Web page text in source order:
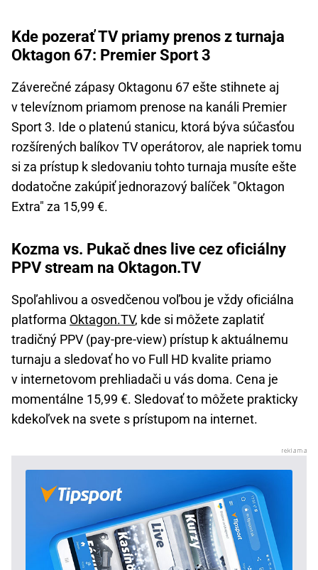
Kde pozerať TV priamy prenos z turnaja
Oktagon 67: Premier Sport 3
Záverečné zápasy Oktagonu 67 ešte stihnete aj
v televíznom priamom prenose na kanáli Premier
Sport 3. Ide o platenú stanicu, ktorá býva súčasťou
rozšírených balíkov TV operátorov, ale napriek tomu
si za prístup k sledovaniu tohto turnaja musíte ešte
dodatočne zakúpiť jednorazový balíček "Oktagon
Extra" za 15,99 €.
Kozma vs. Pukač dnes live cez oficiálny
PPV stream na Oktagon.TV
Spoľahlivou a osvedčenou voľbou je vždy oficiálna
platforma Oktagon.TV, kde si môžete zaplatiť
tradičný PPV (pay-pre-view) prístup k aktuálnemu
turnaju a sledovať ho vo Full HD kvalite priamo
v internetovom prehliadači u vás doma. Cena je
momentálne 15,99 €. Sledovať to môžete prakticky
kdekoľvek na svete s prístupom na internet.